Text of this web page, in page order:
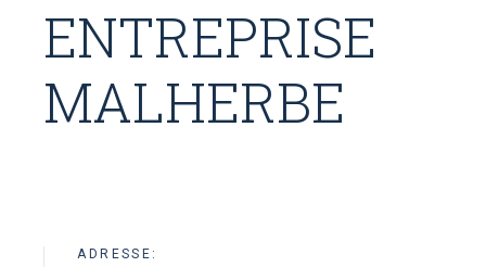
ENTREPRISE
MALHERBE
ADRESSE: